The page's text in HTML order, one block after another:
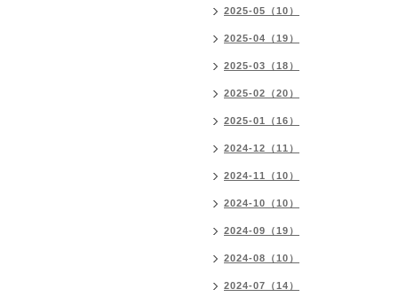
2025-05（10）
2025-04（19）
2025-03（18）
2025-02（20）
2025-01（16）
2024-12（11）
2024-11（10）
2024-10（10）
2024-09（19）
2024-08（10）
2024-07（14）